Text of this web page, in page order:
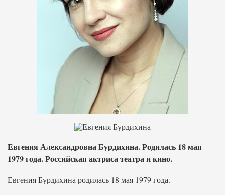
Евгения Александровна Бурдихина. Родилась 18 мая
1979 года. Российская актриса театра и кино.
Евгения Бурдихина родилась 18 мая 1979 года.